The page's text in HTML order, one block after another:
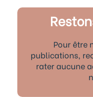
Pour être
publications,
rater aucune